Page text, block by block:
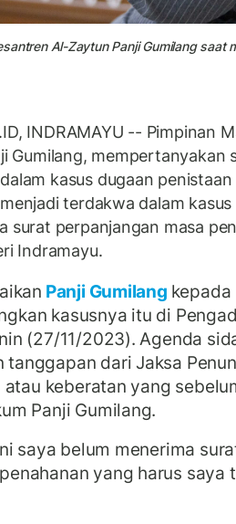
Al-Zaytun Panji Gumilang saat
INDRAMAYU -- Pimpinan
Gumilang, mempertanyakan
kasus dugaan penistaan
terdakwa dalam
surat perpanjangan masa
Indramayu.
Panji Gumilang kepada
kasusnya itu di
(27/11/2023). Agenda
tanggapan dari Jaksa
keberatan yang
Panji Gumilang.
saya belum menerima
yang harus saya